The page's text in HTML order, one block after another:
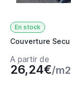
En stock
Couverture
A partir de
26,24€/m2